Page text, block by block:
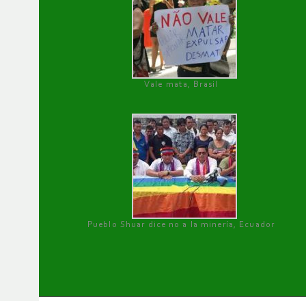
Vale mata, Brasil
Pueblo Shuar dice no a la minería, Ecuador